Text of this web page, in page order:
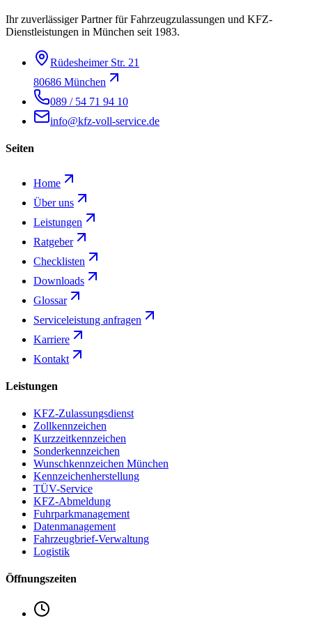
Ihr zuverlässiger Partner für Fahrzeugzulassungen und KFZ-
Dienstleistungen in München seit 1983.
Rüdesheimer Str. 21
80686 München
089 / 54 71 94 10
info@kfz-voll-service.de
Seiten
Home
Über uns
Leistungen
Ratgeber
Checklisten
Downloads
Glossar
Serviceleistung anfragen
Karriere
Kontakt
Leistungen
KFZ-Zulassungsdienst
Zollkennzeichen
Kurzzeitkennzeichen
Sonderkennzeichen
Wunschkennzeichen München
Kennzeichenherstellung
TÜV-Service
KFZ-Abmeldung
Fuhrparkmanagement
Datenmanagement
Fahrzeugbrief-Verwaltung
Logistik
Öffnungszeiten